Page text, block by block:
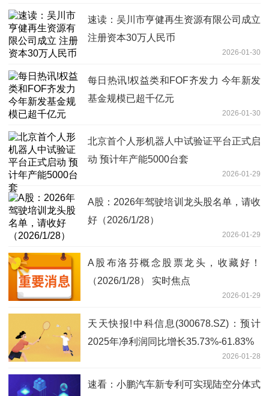
速读：吴川市亨健再生资源有限公司成立
注册资本30万人民币
2026-01-30
每日热讯!权益类和FOF齐发力 今年新发
基金规模已超千亿元
2026-01-30
北京首个人形机器人中试验证平台正式启
动 预计年产能5000台套
2026-01-29
A股：2026年驾驶培训龙头股名单，请收
好（2026/1/28）
2026-01-29
A股布洛芬概念股票龙头，收藏好！
（2026/1/28） 实时焦点
2026-01-29
天天快报!中科信息(300678.SZ)：预计
2025年净利润同比增长35.73%-61.83%
2026-01-28
速看：小鹏汽车新专利可实现陆空分体式